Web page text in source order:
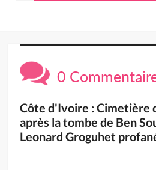
0
Côte d'Ivoire : Cimetière
après la tombe de Ben
Leonard Groguhet